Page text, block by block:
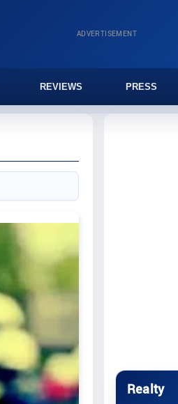
ADVERTISEMENT
REVIEWS PRESS
Realty